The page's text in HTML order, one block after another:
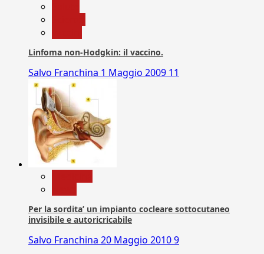
Linfoma non-Hodgkin: il vaccino.
Salvo Franchina 1 Maggio 2009 11
Per la sordita’ un impianto cocleare sottocutaneo
invisibile e autoricricabile
Salvo Franchina 20 Maggio 20109